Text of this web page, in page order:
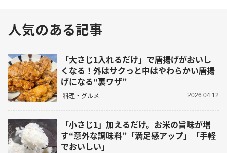
人気のある記事
「大さじ1入れるだけ」で唐揚げがおいし
くなる！外はサクっと中はやわらかい唐揚
げになる“裏ワザ”
料理・グルメ 2026.04.12
「小さじ1」加えるだけ。お米の旨味が増
す“意外な調味料”「満足感アップ」「手軽
でおいしい」